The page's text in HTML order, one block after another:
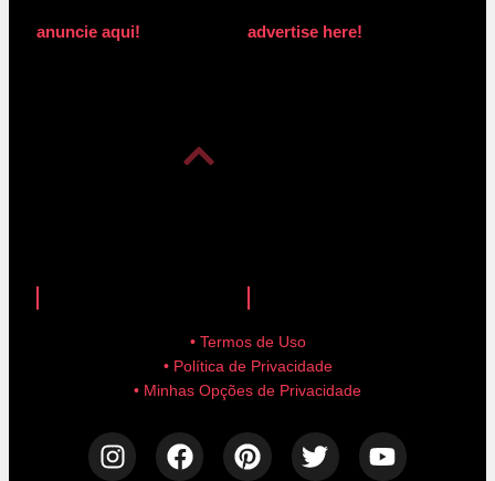
anuncie aqui! advertise here!
• Termos de Uso
• Política de Privacidade
• Minhas Opções de Privacidade